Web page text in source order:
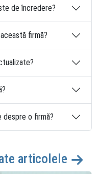
de încredere?
firmă?
o firmă?
articolele